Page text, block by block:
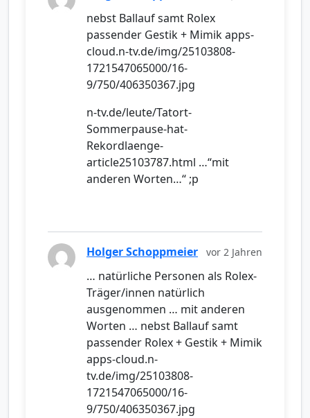
nebst Ballauf samt Rolex
passender Gestik + Mimik apps-
cloud.n-tv.de/img/25103808-
1721547065000/16-
9/750/406350367.jpg
n-tv.de/leute/Tatort-
Sommerpause-hat-
Rekordlaenge-
article25103787.html …“mit
anderen Worten…“ ;p
Holger Schoppmeier vor 2 Jahren
… natürliche Personen als Rolex-
Träger/innen natürlich
ausgenommen … mit anderen
Worten … nebst Ballauf samt
passender Rolex + Gestik + Mimik
apps-cloud.n-
tv.de/img/25103808-
1721547065000/16-
9/750/406350367.jpg